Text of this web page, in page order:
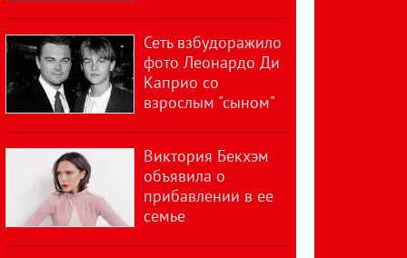
Сеть взбудоражило
фото Леонардо Ди
Каприо со
взрослым "сыном"
Виктория Бекхэм
объявила о
прибавлении в ее
семье